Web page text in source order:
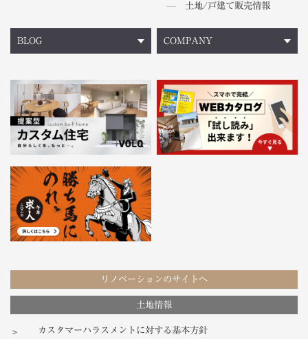
土地/戸建て販売情報
BLOG COMPANY
リノベーションのサイトへ
土地情報
カスタマーハラスメントに対する基本方針